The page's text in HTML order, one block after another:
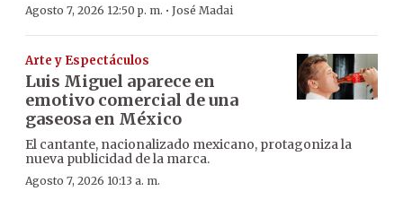
Agosto 7, 2026 12:50 p. m. · José Madai
Arte y Espectáculos
Luis Miguel aparece en
emotivo comercial de una
gaseosa en México
El cantante, nacionalizado mexicano, protagoniza la
nueva publicidad de la marca.
Agosto 7, 2026 10:13 a. m.